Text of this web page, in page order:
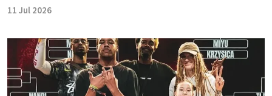
11 Jul 2026